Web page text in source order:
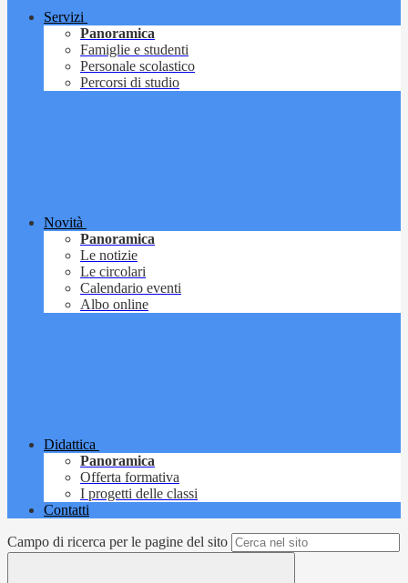
Servizi
Panoramica
Famiglie e studenti
Personale scolastico
Percorsi di studio
Novità
Panoramica
Le notizie
Le circolari
Calendario eventi
Albo online
Didattica
Panoramica
Offerta formativa
I progetti delle classi
Contatti
Campo di ricerca per le pagine del sito